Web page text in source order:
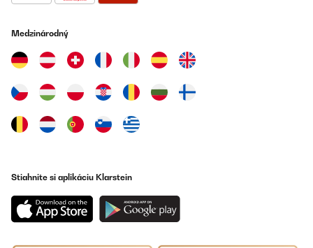
Medzinárodný
Stiahnite si aplikáciu Klarstein